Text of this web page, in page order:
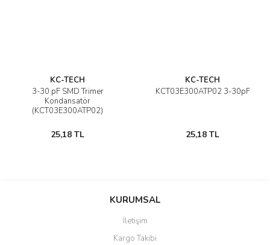
KC-TECH
3-30 pF SMD Trimer
Kondansatör
(KCT03E300ATP02)
25,18 TL
KC-TECH
KCT03E300ATP02 3-30pF
25,18 TL
KURUMSAL
İletişim
Kargo Takibi